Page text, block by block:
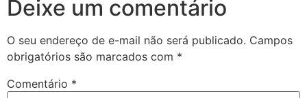
Deixe um comentário
O seu endereço de e-mail não será publicado. Campos
obrigatórios são marcados com *
Comentário *